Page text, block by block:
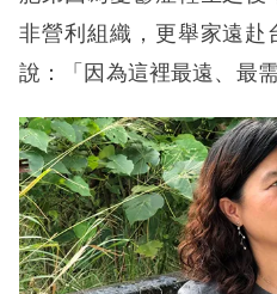
非營利組織，更舉家遠
說：「因為這裡最遠、最